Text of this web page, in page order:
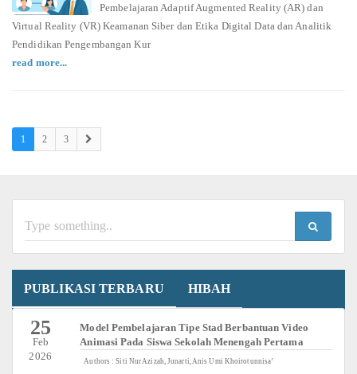
Pembelajaran Adaptif Augmented Reality (AR) dan
Virtual Reality (VR) Keamanan Siber dan Etika Digital Data dan Analitik
Pendidikan Pengembangan Kur
read more...
1 2 3
PUBLIKASI TERBARU HIBAH
25
Feb
2026
Model Pembelajaran Tipe Stad Berbantuan Video
Animasi Pada Siswa Sekolah Menengah Pertama
Authors : Siti Nur Azizah, Junarti, Anis Umi Khoirotunnisa’